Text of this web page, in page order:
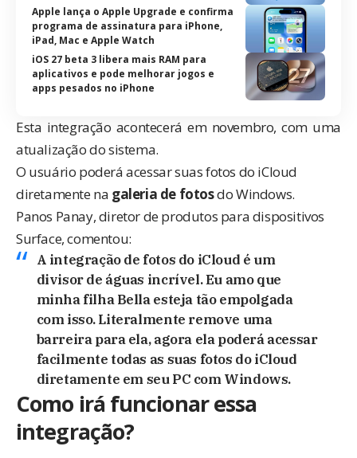
Apple lança o Apple Upgrade e confirma
programa de assinatura para iPhone,
iPad, Mac e Apple Watch
iOS 27 beta 3 libera mais RAM para
aplicativos e pode melhorar jogos e
apps pesados no iPhone
Esta integração acontecerá em novembro, com uma
atualização do sistema.
O usuário poderá acessar suas fotos do iCloud
diretamente na galeria de fotosdo Windows.
Panos Panay, diretor de produtos para dispositivos
Surface, comentou:
A integração de fotos do iCloud é um
divisor de águas incrível. Eu amo que
minha filha Bella esteja tão empolgada
com isso. Literalmente remove uma
barreira para ela, agora ela poderá acessar
facilmente todas as suas fotos do iCloud
diretamente em seu PC com Windows.
Como irá funcionar essa
integração?